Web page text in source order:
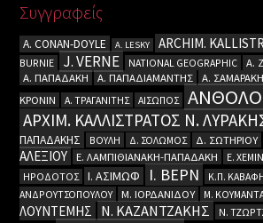
Συγγραφείς
A. CΟΝΑΝ-DOYLE A. LESKY ARCHIM.
BURNIE
J. VERNE NATIONAL GEOGRAPHIC Α.
Α. ΠΑΠΑΔΑΚΗ
Α. ΠΑΠΑΔΙΑΜΑΝΤΗΣ Α.
ΚΡΟΝΙΝ
Α. ΤΡΑΓΑΝΙΤΗΣ ΑΙΣΩΠΟΣ
ΑΡΧΙΜ. ΚΑΛΛΙΣΤΡΑΤΟΣ Ν.
ΠΑΠΑΔΑΚΗΣ
ΒΟΥΛΗ Δ. ΣΟΛΩΜΟΣ Δ. ΣΩΤΗΡΙΟΥ
ΑΛΕΞΙΟΥ
Ε. ΛΑΜΠΙΘΙΑΝΑΚΗ-ΠΑΠΑΔΑΚΗ Ε.
ΗΡΟΔΟΤΟΣ Ι. ΑΣΙΜΩΦ Ι. ΒΕΡΝ Κ.Π.
ΑΝΔΡΟΥΤΣΟΠΟΥΛΟΥ
Μ. ΙΟΡΔΑΝΙΔΟΥ Μ.
ΛΟΥΝΤΕΜΗΣ
Ν. ΚΑΖΑΝΤΖΑΚΗΣ Ν.